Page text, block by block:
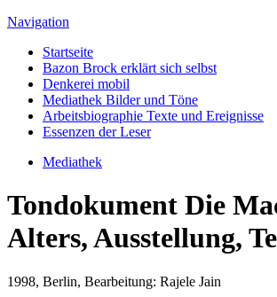
Navigation
Startseite
Bazon Brock erklärt sich selbst
Denkerei mobil
Mediathek Bilder und Töne
Arbeitsbiographie Texte und Ereignisse
Essenzen der Leser
Mediathek
Tondokument Die
Alters, Ausstellung,
1998, Berlin, Bearbeitung: Rajele Jain